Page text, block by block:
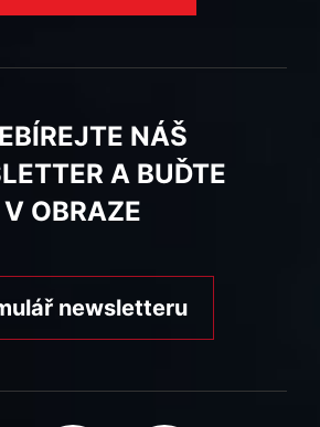
NÁŠ
A BUĎTE
V OBRAZE
newsletteru